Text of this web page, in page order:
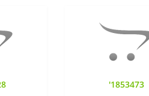
'1853473